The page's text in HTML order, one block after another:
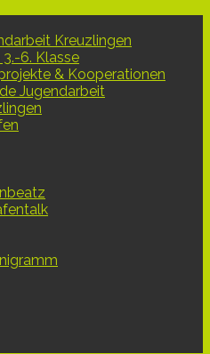
Kreuzlingen
6. Klasse
& Kooperationen
Jugendarbeit